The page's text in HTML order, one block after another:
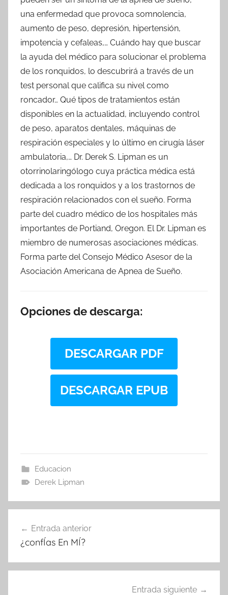
una enfermedad que provoca somnolencia,
aumento de peso, depresión, hipertensión,
impotencia y cefaleas,… Cuándo hay que buscar
la ayuda del médico para solucionar el problema
de los ronquidos, lo descubrirá a través de un
test personal que califica su nivel como
roncador… Qué tipos de tratamientos están
disponibles en la actualidad, incluyendo control
de peso, aparatos dentales, máquinas de
respiración especiales y lo último en cirugía láser
ambulatoria,… Dr. Derek S. Lipman es un
otorrinolaringólogo cuya práctica médica está
dedicada a los ronquidos y a los trastornos de
respiración relacionados con el sueño. Forma
parte del cuadro médico de los hospitales más
importantes de Portiand, Oregon. El Dr. Lipman es
miembro de numerosas asociaciones médicas.
Forma parte del Consejo Médico Asesor de la
Asociación Americana de Apnea de Sueño.
Opciones de descarga:
DESCARGAR PDF
DESCARGAR EPUB
Educacion
Derek Lipman
de
Entrada anterior
¿confÍas En MÍ?
Entrada siguiente